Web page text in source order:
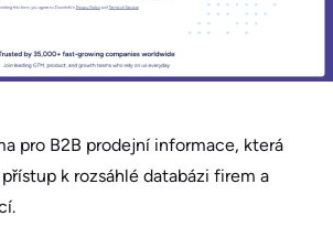
pro B2B prodejní informace, která
k rozsáhlé databázi firem a